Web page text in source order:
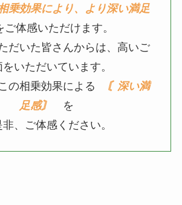
乗効果により、より深い満足
体感いただけます。
だいた皆さんからは、高いご
いただいています。
の相乗効果による
〘深い満
足感〙
を
、ご体感ください。